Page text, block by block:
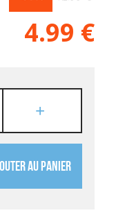
4.99 €
AU PANIER